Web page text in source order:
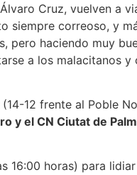
Cruz, vuelven a
siempre correoso, y
pero haciendo muy
a los malacitanos
12 frente al Poble
y el CN Ciutat de
16:00 horas) para